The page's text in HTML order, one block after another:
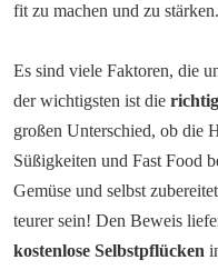
fit zu machen und zu stärken.
Es sind viele Faktoren, die
der wichtigsten ist die
großen Unterschied, ob die
Süßigkeiten und Fast Food
Gemüse und selbst
kostenlose Selbstpflücken